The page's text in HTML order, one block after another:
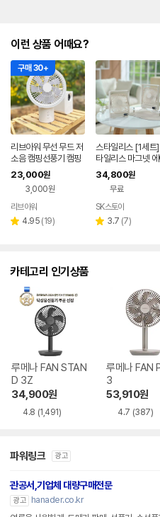
이런 상품 어때요?
구매 30+
리브아워 무선 무드 저
소음 캠핑선풍기 캠핑
써큘레이터
23,000원
3,000원
페이
리브아워
별 4.95 리
(19)
스타일리스 [1세트
타일리스 마그넷 에
젯 무선 선풍기
E5100
34,800원
무료
버페
SK스토아
별 3.7 리
(7)
카테고리 인기상품
루메나 FAN STAN
D 3Z
34,900원
4.8 (1,491)
루메나 FAN
3
53,910원
4.7 (387)
파워링크 광고
관공서,기업체 대량구매전문
광고
hanader.co.kr